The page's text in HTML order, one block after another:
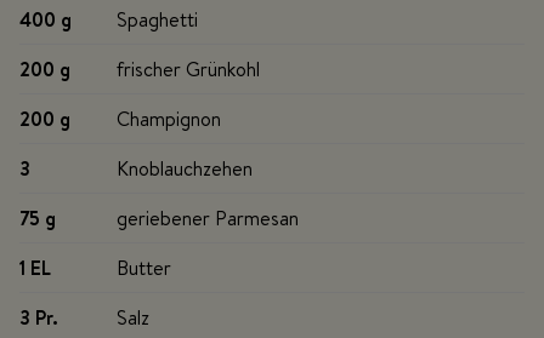
400 g
Spaghetti
200 g
frischer Grünkohl
200 g
Champignon
3
Knoblauchzehen
75 g
geriebener Parmesan
1 EL
Butter
3 Pr. Salz